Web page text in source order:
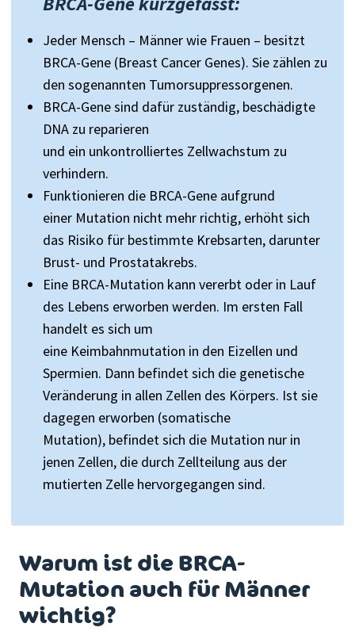
Jeder Mensch – Männer wie Frauen – besitzt
BRCA-Gene (Breast Cancer Genes). Sie zählen zu
den sogenannten Tumorsuppressorgenen.
BRCA-Gene sind dafür zuständig, beschädigte
DNA zu reparieren
und ein unkontrolliertes Zellwachstum zu
verhindern.
Funktionieren die BRCA-Gene aufgrund
einer Mutation nicht mehr richtig, erhöht sich
das Risiko für bestimmte Krebsarten, darunter
Brust- und Prostatakrebs.
Eine BRCA-Mutation kann vererbt oder in Lauf
des Lebens erworben werden. Im ersten Fall
handelt es sich um
eine Keimbahnmutation in den Eizellen und
Spermien. Dann befindet sich die genetische
Veränderung in allen Zellen des Körpers. Ist sie
dagegen erworben (somatische
Mutation), befindet sich die Mutation nur in
jenen Zellen, die durch Zellteilung aus der
mutierten Zelle hervorgegangen sind.
Warum ist die BRCA-
Mutation auch für Männer
wichtig?